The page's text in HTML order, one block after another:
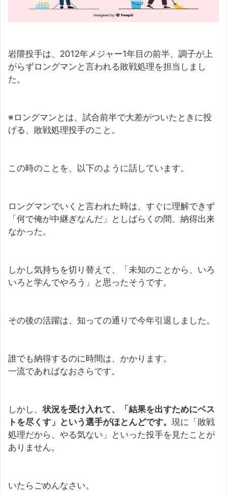
岩隈投手は、2012年メジャー1年目の前半、調子が上
がらずロングマンと言われる敗戦処理を担当しまし
た。
※ロングマンとは、試合前半で大差がついたときに投
げる、敗戦処理投手のこと。
この時のことを、以下のように話しています。
ロングマンでいくと言われた時は、すぐに理解できず
「何で俺が中継ぎなんだ」としばらくの間、納得出来
なかった。
しかし気持ちを切り替えて、「未知のことから、いろ
いろと学んでやろう」と思ったそうです。
その後の活躍は、知っての通りで今年引退しました。
誰でも納得するのに時間は、かかります。
一流であればなおさらです。
しかし、状況を受け入れて、「結果を出すためにベス
トを尽くす」という選手がほとんどです。 現に「敗戦
処理だから、やる気ない」といった投手を見たことが
ありません。
いたらごめんなさい。